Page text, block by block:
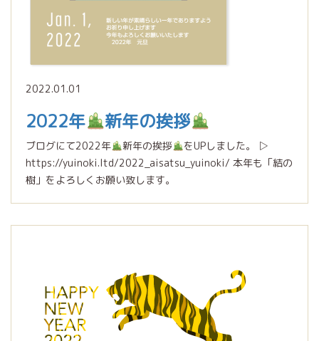
2022.01.01
2022年 新年の挨拶
ブログにて2022年 新年の挨拶
をUPしました。 ▷
https://yuinoki.ltd/2022_aisatsu_yuinoki/ 本年も「結の
樹」をよろしくお願い致します。